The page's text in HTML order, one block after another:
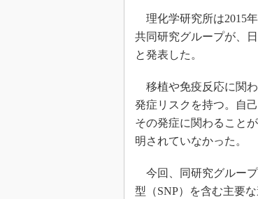
理化学研究所は2015
共同研究グループが、
と発表した。
移植や免疫反応に関
発症リスクを持つ。自
その発症に関わること
明されていなかった。
今回、同研究グルー
型（SNP）を含む主要